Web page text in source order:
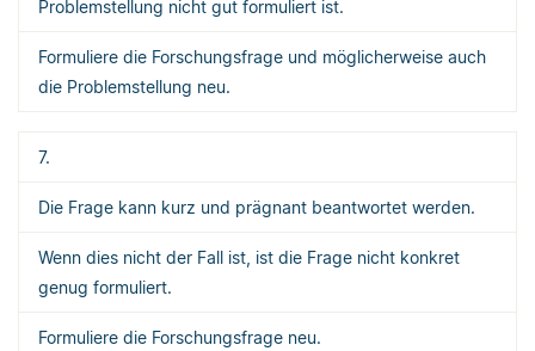
Problemstellung nicht gut formuliert ist.
Formuliere die Forschungsfrage und möglicherweise auch
die Problemstellung neu.
7.
Die Frage kann kurz und prägnant beantwortet werden.
Wenn dies nicht der Fall ist, ist die Frage nicht konkret
genug formuliert.
Formuliere die Forschungsfrage neu.